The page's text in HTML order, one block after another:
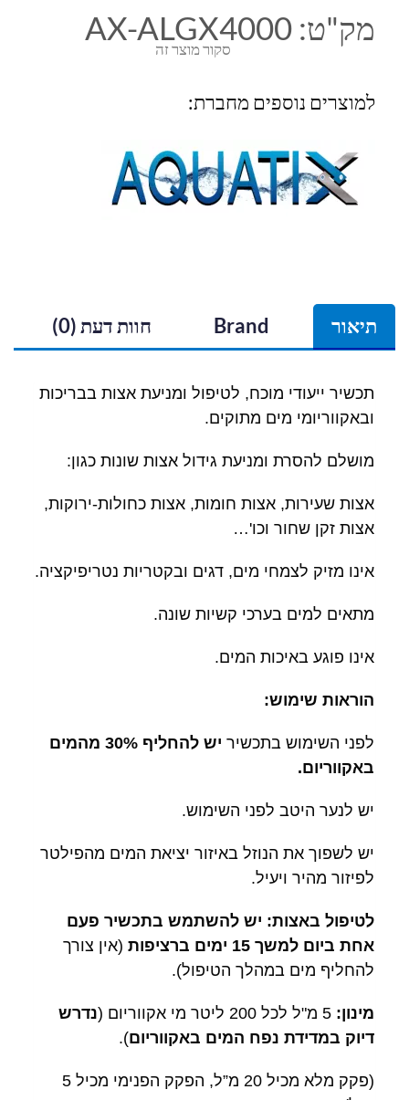
סקור מוצר זה
מק"ט: AX-ALGX4000
למוצרים נוספים מחברת:
תיאור Brand חוות דעת (0)
תכשיר ייעודי מוכח, לטיפול ומניעת אצות בבריכות
ובאקווריומי מים מתוקים.
מושלם להסרת ומניעת גידול אצות שונות כגון:
אצות שעירות, אצות חומות, אצות כחולות-ירוקות,
אצות זקן שחור וכו'…
אינו מזיק לצמחי מים, דגים ובקטריות נטריפיקציה.
מתאים למים בערכי קשיות שונה.
אינו פוגע באיכות המים.
הוראות שימוש:
לפני השימוש בתכשיר
יש להחליף 30% מהמים
באקווריום.
יש לנער היטב לפני השימוש.
יש לשפוך את הנוזל באיזור יציאת המים מהפילטר
לפיזור מהיר ויעיל.
לטיפול באצות: יש להשתמש בתכשיר פעם
אחת ביום למשך 15 ימים ברציפות
(אין צורך
להחליף מים במהלך הטיפול).
מינון:
נדרש
דיוק במדידת נפח המים באקווריום).
(פקק מלא מכיל 20 מ”ל, הפקק הפנימי מכיל 5